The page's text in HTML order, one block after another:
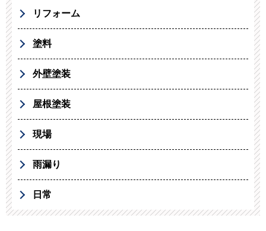
リフォーム
塗料
外壁塗装
屋根塗装
現場
雨漏り
日常